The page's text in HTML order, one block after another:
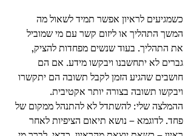
כשמגיעים לראיון אפשר תמיד לשאול מה
המשך התהליך או ליזום קשר עם מי שמוביל
את התהליך. בעוד שנשים מפחדות להציק,
גברים לא יתחשבנו ויבקשו מידע. אם הם
חושבים שהגיע הזמן לקבל תשובה הם יתקשרו
ויבקשו תשובה בצורה יותר אקטיבית.
ההמלצה שלי: להשתדל לא להתנהל ממקום של
פחד. לדוגמא – נושא תיאום הציפיות לאחר